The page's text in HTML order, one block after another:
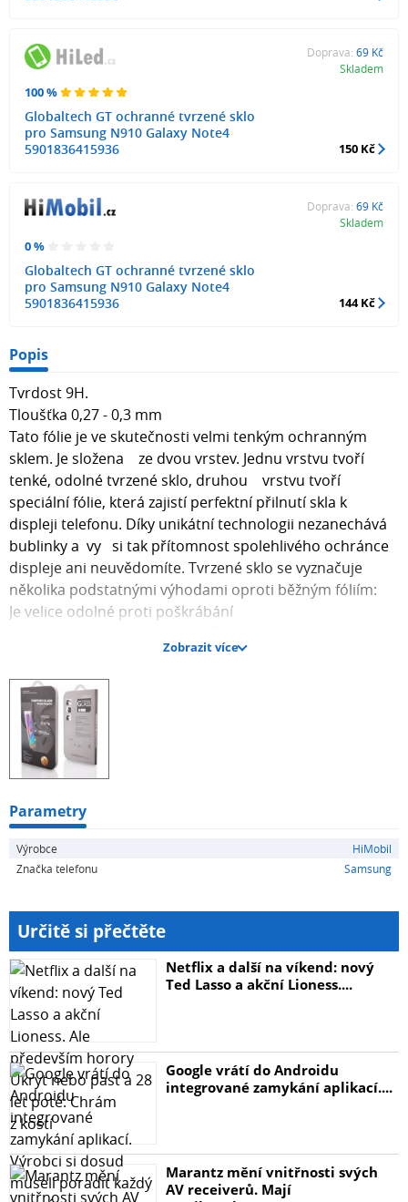
100 %
Globaltech GT ochranné tvrzené sklo
pro Samsung N910 Galaxy Note4
5901836415936
Doprava: 69 Kč
Skladem
150 Kč
0 %
Globaltech GT ochranné tvrzené sklo
pro Samsung N910 Galaxy Note4
5901836415936
Doprava: 69 Kč
Skladem
144 Kč
Popis
Tvrdost 9H.
Tloušťka 0,27 - 0,3 mm
Tato fólie je ve skutečnosti velmi tenkým ochranným
sklem. Je složena ze dvou vrstev. Jednu vrstvu tvoří
tenké, odolné tvrzené sklo, druhou vrstvu tvoří
speciální fólie, která zajistí perfektní přilnutí skla k
displeji telefonu. Díky unikátní technologii nezanechává
bublinky a vy si tak přítomnost spolehlivého ochránce
displeje ani neuvědomíte. Tvrzené sklo se vyznačuje
několika podstatnými výhodami oproti běžným fóliím:
Je velice odolné proti poškrábání
Vyhlazuje a zaceluje již poškrábaný displej
Tlumí nárazy na display a tím ho chrání, při nárazu se
neroztříští, ale vytvoří pavučinu jako automobilová skla
a rozprostře energii nárazu
Lze opětovně sejmout a znovu použít
Balení obsahuje:
1x vlhčená útěrka
1x leštící útěrka
Zobrazit více
Parametry
Výrobce
HiMobil
Značka telefonu
Samsung
Určitě si přečtěte
Netflix a další na víkend: nový
Ted Lasso a akční Lioness....
Google vrátí do Androidu
integrované zamykání aplikací....
Marantz mění vnitřnosti svých
AV receiverů. Mají